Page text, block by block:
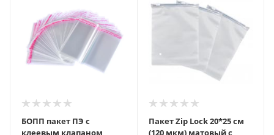
БОПП пакет ПЭ с
клеевым клапаном
Пакет Zip Lock 20*25 см
(120 мкм) матовый с